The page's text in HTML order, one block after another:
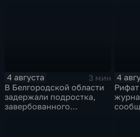
4 августа
3 мин
В Белгородской области
задержали подростка,
завербованного
4